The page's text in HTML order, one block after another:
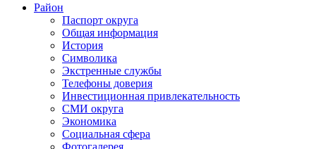
Район
Паспорт округа
Общая информация
История
Символика
Экстренные службы
Телефоны доверия
Инвестиционная привлекательность
СМИ округа
Экономика
Социальная сфера
Фотогалерея